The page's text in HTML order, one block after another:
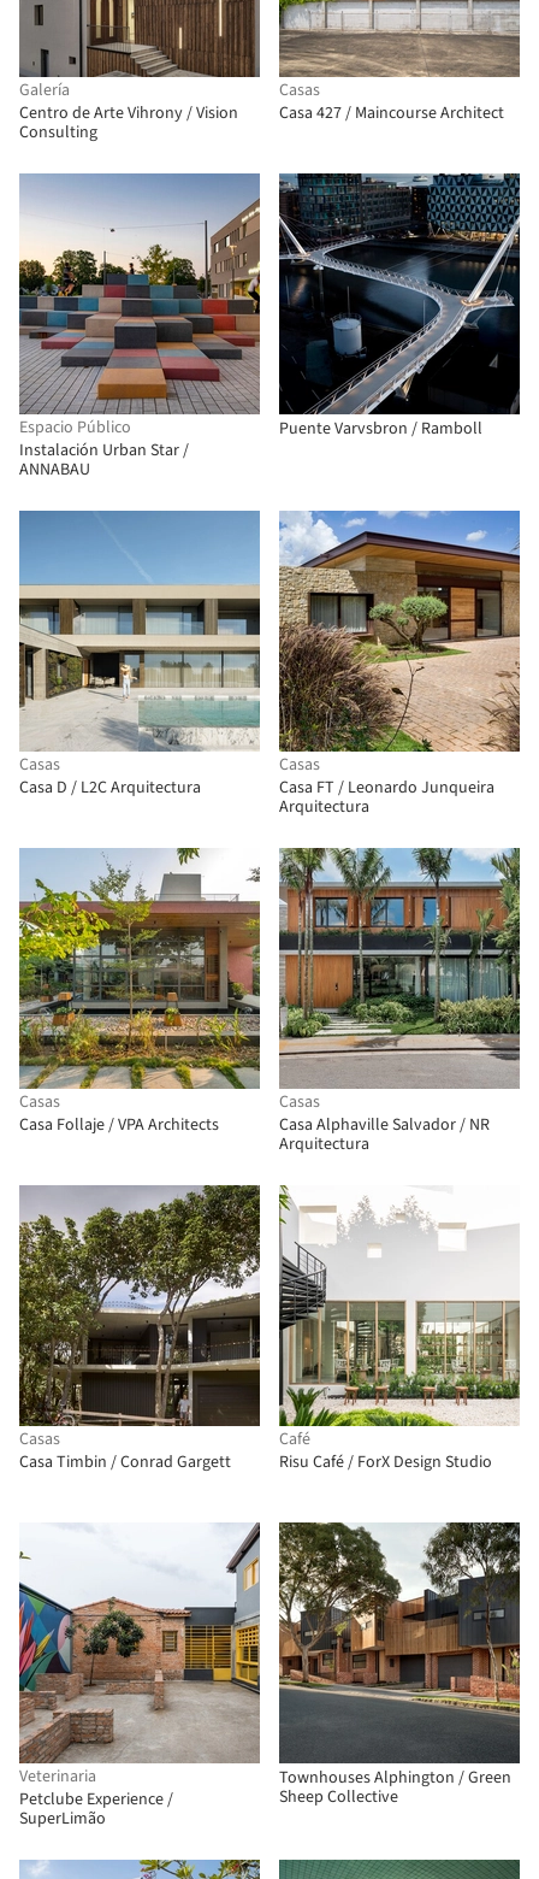
Galería
Centro de Arte Vihrony / Vision
Consulting
Casas
Casa 427 / Maincourse Architect
Espacio Público
Instalación Urban Star /
ANNABAU
Puente Varvsbron / Ramboll
Casas
Casa D / L2C Arquitectura
Casas
Casa FT / Leonardo Junqueira
Arquitectura
Casas
Casa Follaje / VPA Architects
Casas
Casa Alphaville Salvador / NR
Arquitectura
Casas
Casa Timbin / Conrad Gargett
Café
Risu Café / ForX Design Studio
Veterinaria
Petclube Experience /
SuperLimão
Townhouses Alphington / Green
Sheep Collective